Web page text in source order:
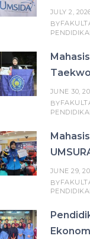
JULY 2,
BY
JUNE 30,
BY
JUNE 29,
BY